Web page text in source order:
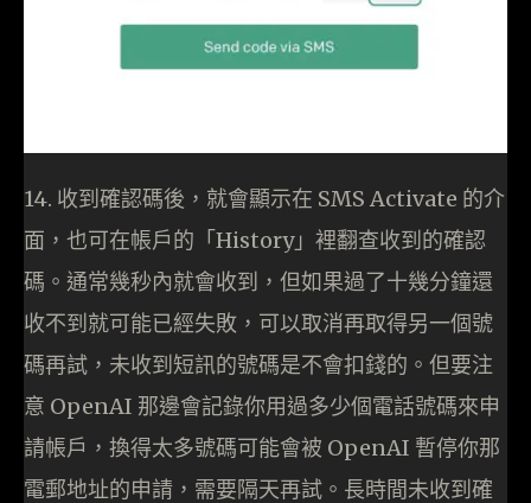
14. 收到確認碼後，就會顯示在 SMS Activate 的介
面，也可在帳戶的「History」裡翻查收到的確認
碼。通常幾秒內就會收到，但如果過了十幾分鐘還
收不到就可能已經失敗，可以取消再取得另一個號
碼再試，未收到短訊的號碼是不會扣錢的。但要注
意 OpenAI 那邊會記錄你用過多少個電話號碼來申
請帳戶，換得太多號碼可能會被 OpenAI 暫停你那
電郵地址的申請，需要隔天再試。長時間未收到確